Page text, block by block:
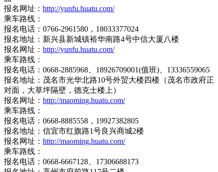
报名网址： http://yunfu.huatu.com/
乘车路线：
报名电话：0766-2961580，18033377024
报名地址：新兴县新城镇裕华南路4号中信大厦八楼
报名网址： http://yunfu.huatu.com/
乘车路线：
报名电话：0668-2885968、18926709001(值班)、13336559065
报名地址：茂名市光华北路10号外贸大楼四楼（茂名市政府正
对面，大草坪隔壁，德克士楼上）
报名网址： http://maoming.huatu.com/
乘车路线：
报名电话：0668-8885558，19927382805
报名地址：信宜市红旗路1号良兴商城2楼
报名网址： http://maoming.huatu.com/
乘车路线：
报名电话：0668-6667128、17306688173